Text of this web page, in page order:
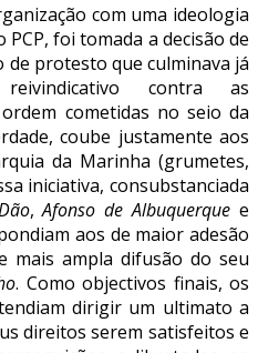
com uma ideologia
foi tomada a decisão de
de protesto que culminava já
contra as
cometidas no seio da
coube justamente aos
da Marinha (grumetes,
iniciativa, consubstanciada
,Afonso de Albuquerque e
aos de maior adesão
mais ampla difusão do seu
. Como objectivos finais, os
dirigir um ultimato a
direitos serem satisfeitos e